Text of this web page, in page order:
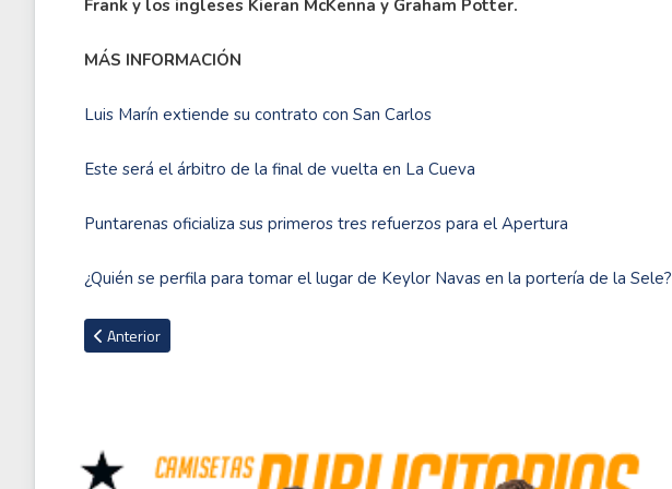
Frank y los ingleses Kieran McKenna y Graham Potter.
MÁS INFORMACIÓN
Luis Marín extiende su contrato con San Carlos
Este será el árbitro de la final de vuelta en La Cueva
Puntarenas oficializa sus primeros tres refuerzos para el Apertura
¿Quién se perfila para tomar el lugar de Keylor Navas en la portería de la Sele?
Artículo anterior: ¿Javier Aguirre a la Selección de México?
Anterior